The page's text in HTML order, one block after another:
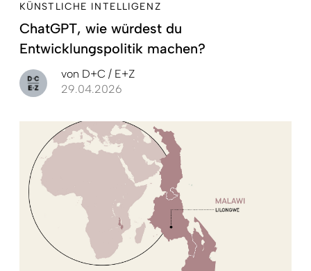
KÜNSTLICHE INTELLIGENZ
ChatGPT, wie würdest du
Entwicklungspolitik machen?
von D+C / E+Z
29.04.2026